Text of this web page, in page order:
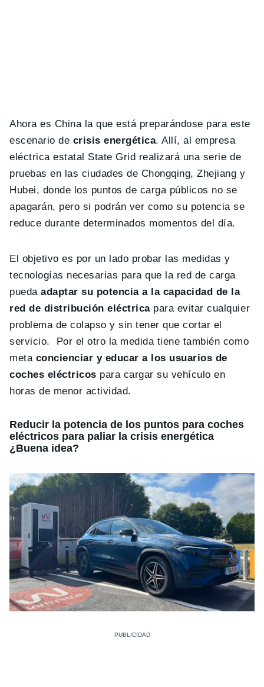
Ahora es China la que está preparándose para este
escenario de crisis energética. Allí, al empresa
eléctrica estatal State Grid realizará una serie de
pruebas en las ciudades de Chongqing, Zhejiang y
Hubei, donde los puntos de carga públicos no se
apagarán, pero si podrán ver como su potencia se
reduce durante determinados momentos del día.
El objetivo es por un lado probar las medidas y
tecnologías necesarias para que la red de carga
puedaadaptar su potencia a la capacidad de la
red de distribución eléctricapara evitar cualquier
problema de colapso y sin tener que cortar el
servicio. Por el otro la medida tiene también como
metaconcienciar y educar a los usuarios de
coches eléctricos para cargar su vehículo en
horas de menor actividad.
Reducir la potencia de los puntos para coches
eléctricos para paliar la crisis energética
¿Buena idea?